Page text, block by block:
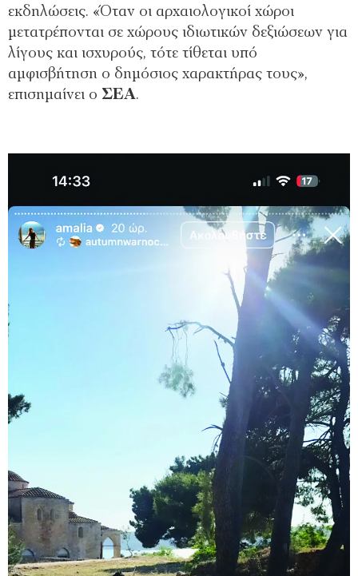
εκδηλώσεις. «Όταν οι αρχαιολογικοί χώροι
μετατρέπονται σε χώρους ιδιωτικών δεξιώσεων για
λίγους και ισχυρούς, τότε τίθεται υπό
αμφισβήτηση ο δημόσιος χαρακτήρας τους»,
επισημαίνει ο ΣΕΑ.